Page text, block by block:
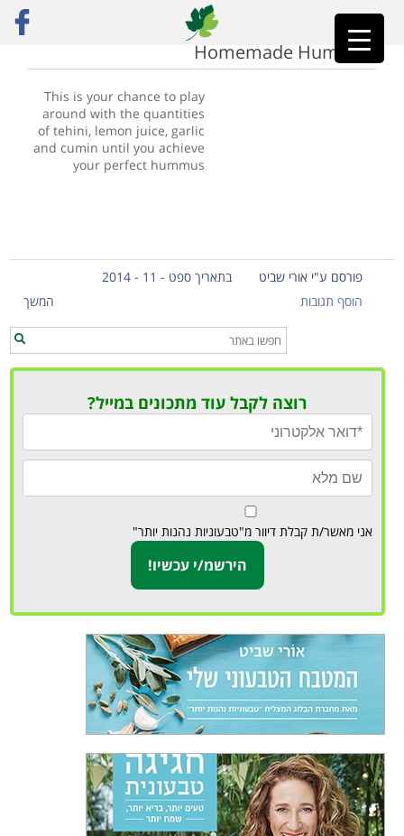
ראשי»
chickpeas
Homemade Hummus
This is your chance to play
around with the quantities
of tehini, lemon juice, garlic
and cumin until you achieve
your perfect hummus
פורסם ע"י אורי שביט
בתאריך ספט - 11 - 2014
הוסף תגובות
המשך
רוצה לקבל עוד מתכונים במייל?
אני מאשר/ת קבלת דיוור מ"טבעוניות נהנות יותר"